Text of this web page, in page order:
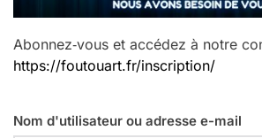
Abonnez‑vous et accédez à notre
https://foutouart.fr/inscription/
Nom d'utilisateur ou adresse e-mail